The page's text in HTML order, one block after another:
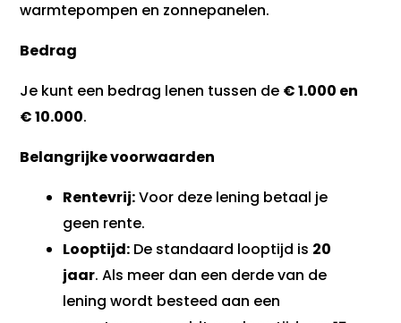
warmtepompen en zonnepanelen.
Bedrag
Je kunt een bedrag lenen tussen de € 1.000 en
€ 10.000.
Belangrijke voorwaarden
Rentevrij:Voor deze lening betaal je
geen rente.
Looptijd: De standaard looptijd is 20
jaar. Als meer dan een derde van de
lening wordt besteed aan een